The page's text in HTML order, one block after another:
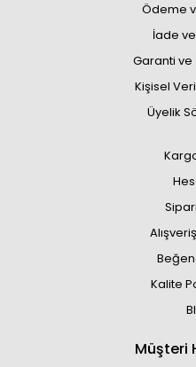
Ödeme
İade
Garanti ve
Kişisel
Üyelik
Kalite
Müşteri